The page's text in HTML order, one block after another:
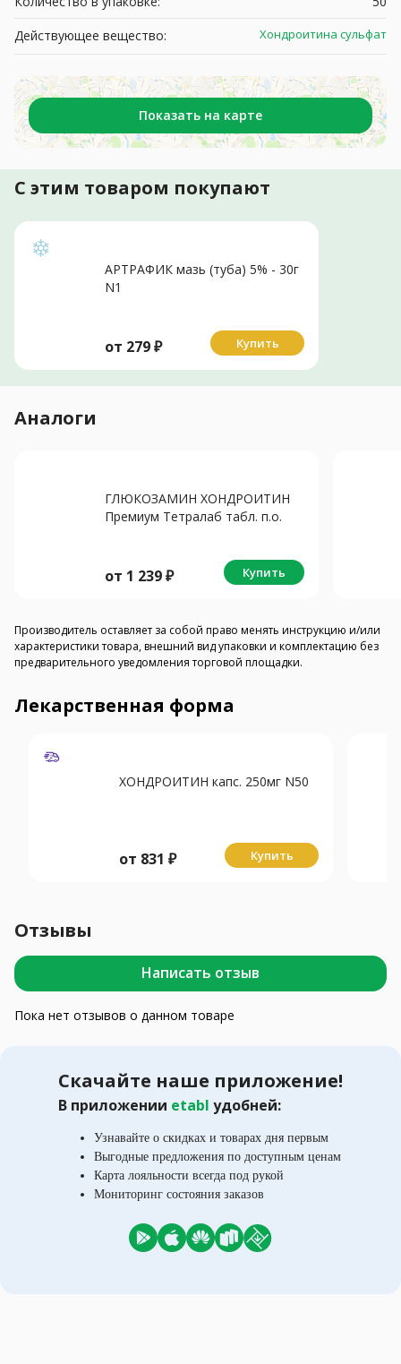
Действующее вещество:
Хондроитина сульфат
Показать на карте
С этим товаром покупают
АРТРАФИК мазь (туба) 5% - 30г
N1
от 279₽ Купить
Аналоги
ГЛЮКОЗАМИН ХОНДРОИТИН
Премиум Тетралаб табл. п.о.
от 1 239₽ Купить
Производитель оставляет за собой право менять инструкцию и/или
характеристики товара, внешний вид упаковки и комплектацию без
предварительного уведомления торговой площадки.
Лекарственная форма
ХОНДРОИТИН капс. 250мг N50
от 831 ₽ Купить
Отзывы
Написать отзыв
Пока нет отзывов о данном товаре
Скачайте наше приложение!
В приложении etabl удобней:
Узнавайте о скидках и товарах дня первым
Выгодные предложения по доступным ценам
Карта лояльности всегда под рукой
Мониторинг состояния заказов